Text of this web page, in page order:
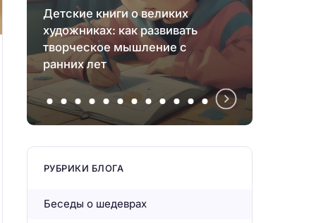
Детские книги о великих
художниках: как развивать
творческое мышление с
ранних лет
РУБРИКИ БЛОГА
Беседы о шедеврах